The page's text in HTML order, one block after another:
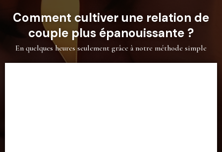
Comment cultiver une relation de
couple plus épanouissante ?
En quelques heures seulement grâce à notre méthode simple